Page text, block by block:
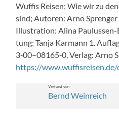
Wuff­is Reisen; Wie wir zu
sind; Autoren: Arno
Illus­tra­tion: Ali­na
tung: Tan­ja Kar­mann 1.
3‑00–08165‑0, Ver­lag: Arno
https://
Ver­fasst von
Bernd Wein­re­ich